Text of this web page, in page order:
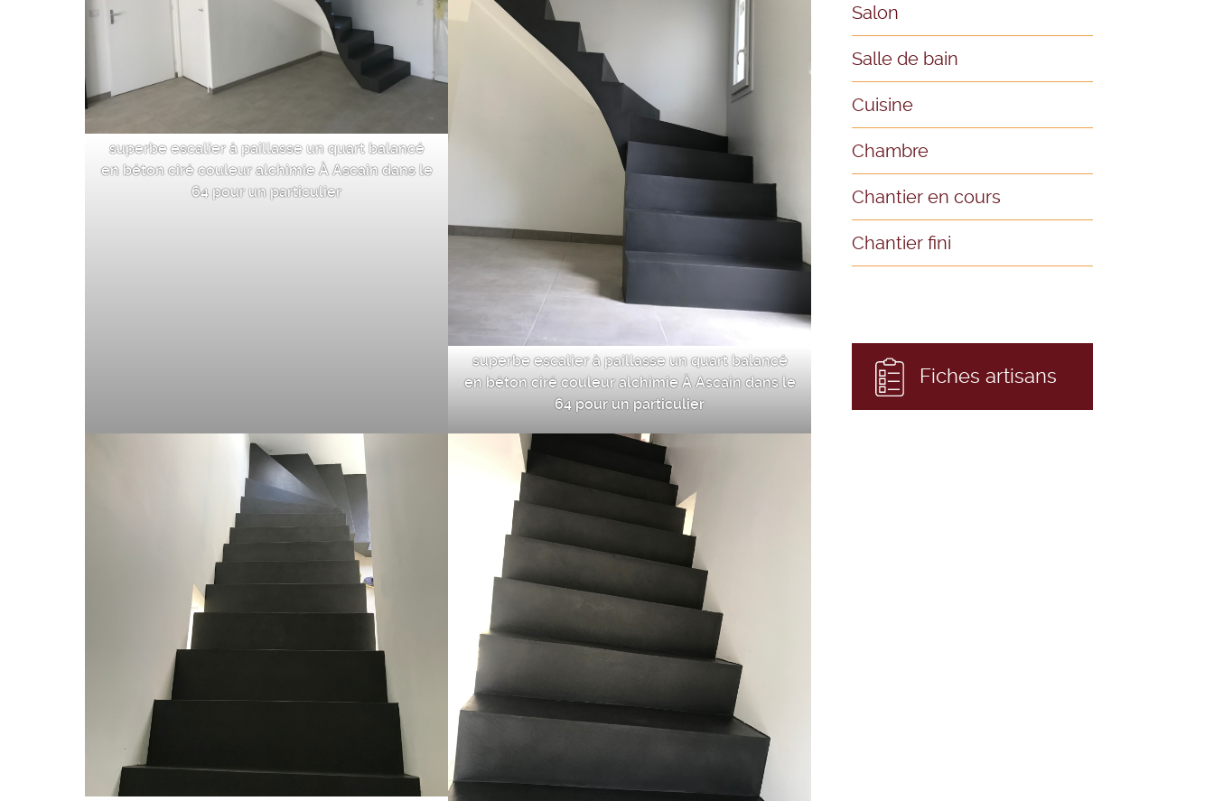
superbe escalier à paillasse un quart balancé
en béton ciré couleur alchimie À Ascain dans le
64 pour un particulier
superbe escalier à paillasse un quart balancé
en béton ciré couleur alchimie À Ascain dans le
64 pour un particulier
Salon
Salle de bain
Cuisine
Chambre
Chantier en cours
Chantier fini
Fiches artisans